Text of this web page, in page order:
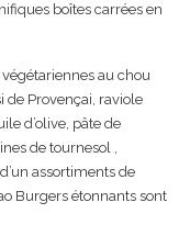
boîtes carrées en
au chou
de Provençai, raviole
d’olive, pâte de
de tournesol ,
assortiments de
Burgers étonnants sont